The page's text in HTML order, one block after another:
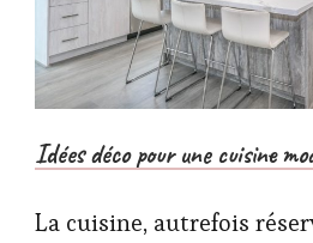
Idées déco pour une cuisine
La cuisine, autrefois